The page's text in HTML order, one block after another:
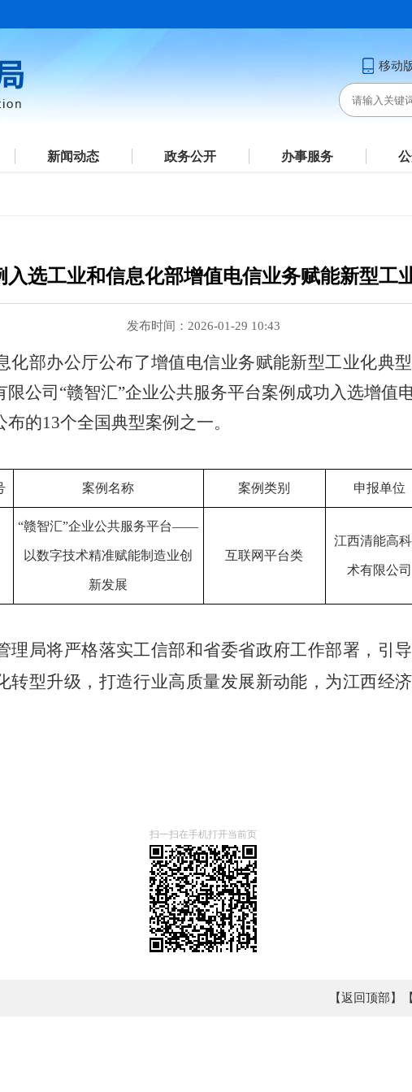
移动
新闻动态 政务公开 办事服务
入选工业和信息化部增值电信业务赋能新型工
发布时间：2026-01-29 10:43
化部办公厅公布了增值电信业务赋能新型工业化典
限公司“赣智汇”企业公共服务平台案例成功入选增值
布的13个全国典型案例之一。
案例名称 案例类别 申报单位
“赣智汇”企业公共服务平台——
以数字技术精准赋能制造业创
新发展
互联网平台类
江西清能高
术有限公司
理局将严格落实工信部和省委省政府工作部署， 引
转型升级，打造行业高质量发展新动能 ， 为江西经
扫一扫在手机打开当前页
【返回顶部】